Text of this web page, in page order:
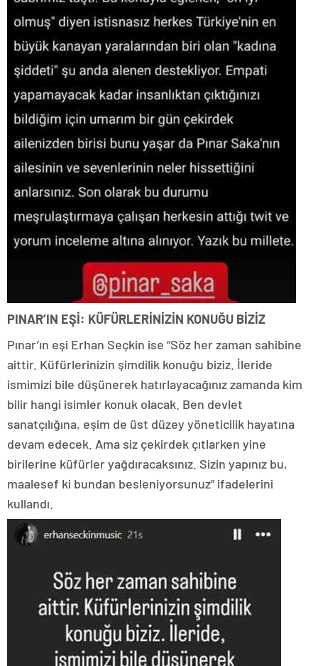
PINAR’IN EŞİ: KÜFÜRLERİNİZİN KONUĞU BİZİZ
Pınar’ın eşi Erhan Seçkin ise “Söz her zaman sahibine
aittir. Küfürlerinizin şimdilik konuğu biziz. İleride
ismimizi bile düşünerek hatırlayacağınız zamanda kim
bilir hangi isimler konuk olacak. Ben devlet
sanatçılığına, eşim de üst düzey yöneticilik hayatına
devam edecek. Ama siz çekirdek çıtlarken yine
birilerine küfürler yağdıracaksınız. Sizin yapınız bu,
maalesef ki bundan besleniyorsunuz” ifadelerini
kullandı.